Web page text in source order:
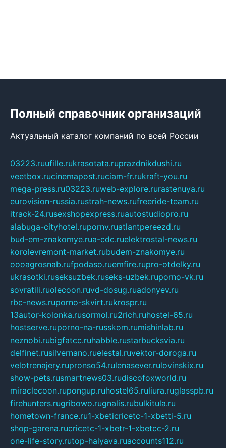
Полный справочник организаций
Актуальный каталог компаний по всей России
03223.ruufille.rukrasotata.ruprazdnikdushi.ru
veetbox.rucinemapost.ruciam-fr.rukraft-you.ru
mega-press.ru03223.ruweb-explore.rurastenuya.ru
eurovision-russia.rustrah-news.rufreeride-team.ru
itrack-24.rusexshopexpress.ruautostudiopro.ru
alabuga-cityhotel.rupornv.ruatlantpereezd.ru
bud-em-znakomye.rua-cdc.ruelektrostal-news.ru
korolevremont-market.rubudem-znakomye.ru
oooagrosnab.rufpodaso.ruemfire.rupro-otdelky.ru
ukrasotki.ruseksuzbek.ruseks-uzbek.ruporno-vk.ru
sovratili.ruolecoon.ruvd-dosug.ruadonyev.ru
rbc-news.ruporno-skvirt.rukrospr.ru
13autor-kolonka.rusormol.ru2rich.ruhostel-65.ru
hostserve.ruporno-na-russkom.rumishinlab.ru
neznobi.rubigfatcc.ruhabble.rustarbucksvia.ru
delfinet.rusilvernano.ruelestal.ruvektor-doroga.ru
velotrenajery.rupronso54.rulenasever.rulovinskix.ru
show-pets.rusmartnews03.rudiscofoxworld.ru
miraclecoon.rupongup.ruhostel65.ruliura.ruglasspb.ru
firehunters.rugribowo.rugnalis.rubulkitula.ru
hometown-france.ru1-xbeticricetc-1-xbetti-5.ru
shop-garena.rucricetc-1-xbetr-1-xbetcc-2.ru
one-life-story.rutop-halyava.ruaccounts112.ru